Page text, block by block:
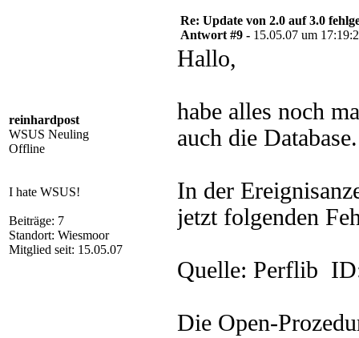
reinhardpost
WSUS Neuling
Offline
I hate WSUS!
Beiträge: 7
Standort: Wiesmoor
Mitglied seit: 15.05.07
Re: Update von 2.0 auf 3.0
Antwort #9 - 15.05.07 um
Hallo,
habe alles noch
auch die Database.
In der
jetzt folgenden
Quelle: Perflib
Die Open-